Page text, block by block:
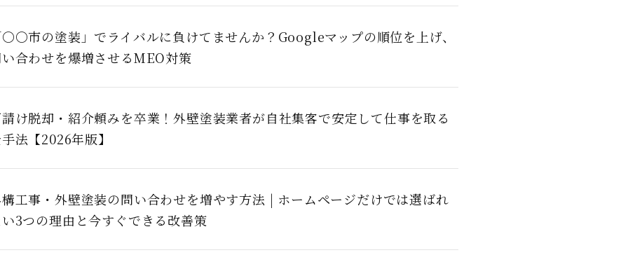
〇〇市の塗装」でライバルに負けてませんか？Googleマップの順位を上げ、
合わせを爆増させるMEO対策
け脱却・紹介頼みを卒業！外壁塗装業者が自社集客で安定して仕事を取る
法【2026年版】
工事・外壁塗装の問い合わせを増やす方法 | ホームページだけでは選ばれ
3つの理由と今すぐできる改善策